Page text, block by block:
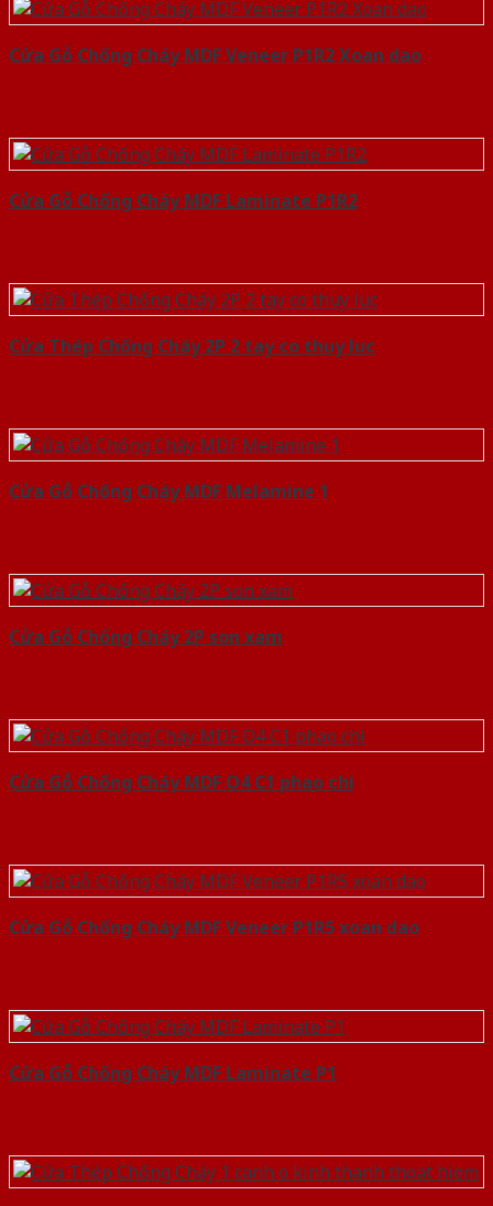
Cửa Gỗ Chống Cháy MDF Veneer P1R2 Xoan dao
Cửa Gỗ Chống Cháy MDF Laminate P1R2
Cửa Thép Chống Cháy 2P 2 tay co thuy luc
Cửa Gỗ Chống Cháy MDF Melamine 1
Cửa Gỗ Chống Cháy 2P son xam
Cửa Gỗ Chống Cháy MDF O4 C1 phao chi
Cửa Gỗ Chống Cháy MDF Veneer P1R5 xoan dao
Cửa Gỗ Chống Cháy MDF Laminate P1